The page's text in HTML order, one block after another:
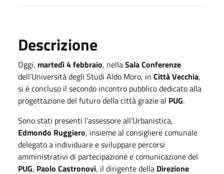
Descrizione
Oggi, martedì 4 febbraio, nellaSala Conferenze
dell’Università degli Studi Aldo Moro, in Città Vecchia,
si è concluso il secondo incontro pubblico dedicato alla
progettazione del futuro della città grazie al PUG.
Sono stati presenti l’assessore all’Urbanistica,
Edmondo Ruggiero, insieme al consigliere comunale
delegato a individuare e sviluppare percorsi
amministrativi di partecipazione e comunicazione del
PUG, Paolo Castronovi, il dirigente della Direzione